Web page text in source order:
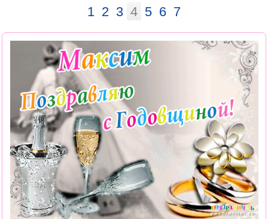
1 2 3 4 5 6 7